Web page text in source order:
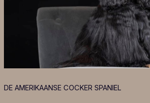
DE AMERIKAANSE COCKER SPANIEL